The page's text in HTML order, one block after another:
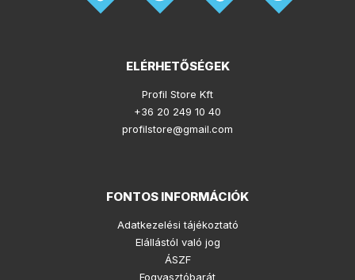
ELÉRHETŐSÉGEK
Profil Store Kft
+36 20 249 10 40
profilstore@gmail.com
FONTOS INFORMÁCIÓK
Adatkezelési tájékoztató
Elállástól való jog
ÁSZF
Fogyasztóbarát